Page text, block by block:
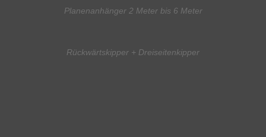
Planenanhänger 2 Meter bis 6 Meter
Rückwärtskipper + Dreiseitenkipper